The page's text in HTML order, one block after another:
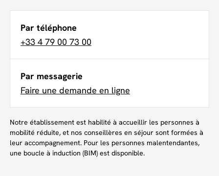
Par téléphone
+33 4 79 00 73 00
Par messagerie
Faire une demande en ligne
Notre établissement est habilité à accueillir les personnes à
mobilité réduite, et nos conseillères en séjour sont formées à
leur accompagnement. Pour les personnes malentendantes,
une boucle à induction (BIM) est disponible.